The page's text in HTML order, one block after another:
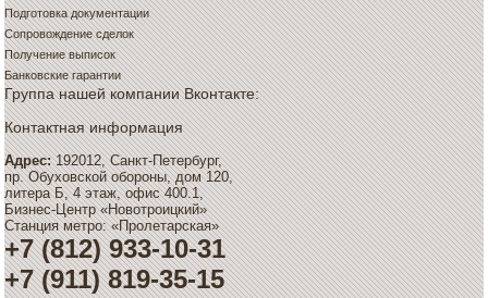
Подготовка документации
Сопровождение сделок
Получение выписок
Банковские гарантии
Группа нашей компании Вконтакте:
Контактная информация
Адрес:192012, Санкт-Петербург,
пр. Обуховской обороны, дом 120,
литера Б, 4 этаж, офис 400.1,
Бизнес-Центр «Новотроицкий»
Станция метро: «Пролетарская»
+7 (812) 933-10-31
+7 (911) 819-35-15